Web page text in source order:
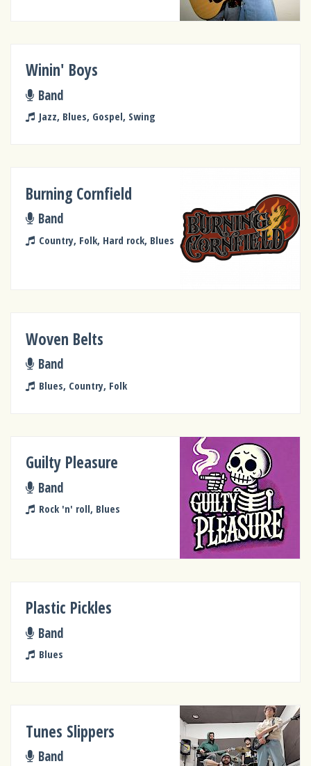
Winin' Boys
Band
Jazz, Blues, Gospel, Swing
Burning Cornfield
Band
Country, Folk, Hard rock, Blues
Woven Belts
Band
Blues, Country, Folk
Guilty Pleasure
Band
Rock 'n' roll, Blues
Plastic Pickles
Band
Blues
Tunes Slippers
Band